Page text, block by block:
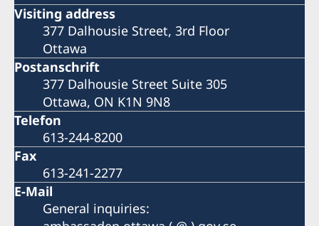
Visiting address
377 Dalhousie Street, 3rd Floor
Ottawa
Postanschrift
377 Dalhousie Street Suite 305
Ottawa, ON K1N 9N8
Telefon
613-244-8200
Fax
613-241-2277
E-Mail
General inquiries: